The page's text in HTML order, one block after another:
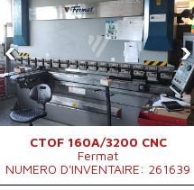
‹ ›
CTOF 160A/3200 CNC
Fermat
NUMERO D'INVENTAIRE: 261639